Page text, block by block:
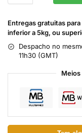
Entregas gratuitas
inferior a 5kg, ou
Despacho no
11h30 (GMT)
Meios